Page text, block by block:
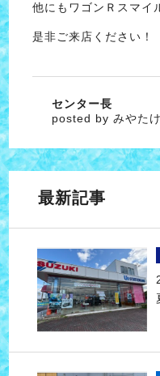
他にもワゴンＲスマイ
是非ご来店ください！
センター長
posted by みやたけ
最新記事